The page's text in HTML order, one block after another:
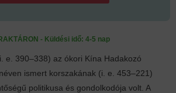
e. 390–338) az ókori Kína Hadakozó
ismert korszakának (i. e. 453–221)
politikusa és gondolkodója volt. A
- Küldési idő: 4-5 nap